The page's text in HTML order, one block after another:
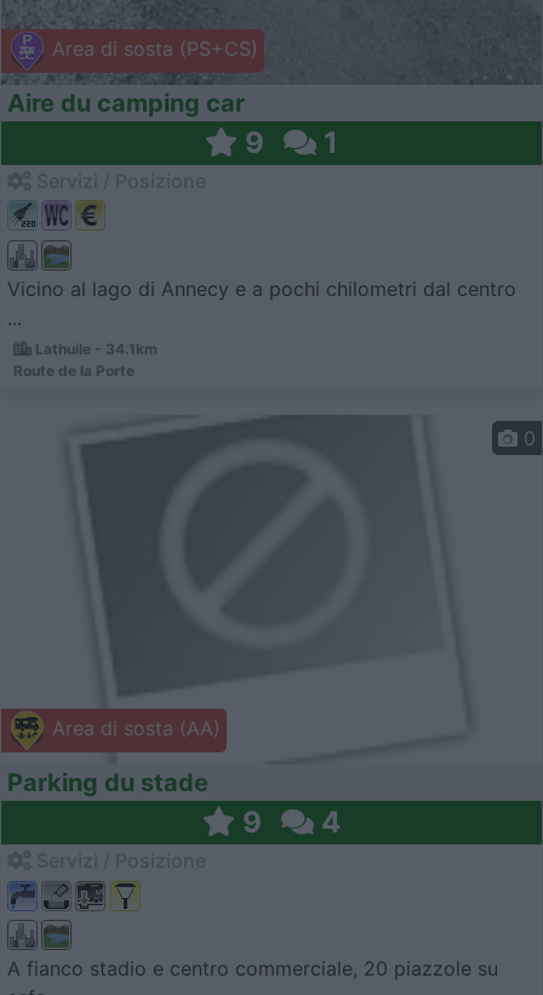
Area di sosta (PS+CS)
Aire du camping car
9 1
Vicino al lago di Annecy e a pochi chilometri dal centro
...
Lathuile - 34.1km
Route de la Porte
Area di sosta (AA)
0
Parking du stade
9 4
A fianco stadio e centro commerciale, 20 piazzole su